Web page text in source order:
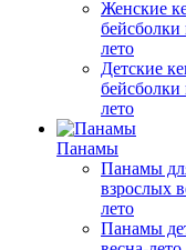
Женские
бейсболки
лето
Детские
бейсболки
лето
Панамы
Панамы
взрослых
лето
Панамы